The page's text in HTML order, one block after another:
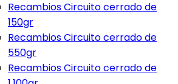
Recambios Circuito cerrado de
150gr
Recambios Circuito cerrado de
550gr
Recambios Circuito cerrado de